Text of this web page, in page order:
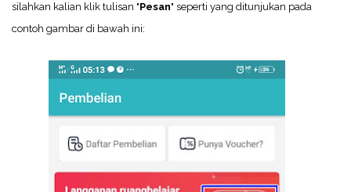
silahkan kalian klik tulisan "Pesan" seperti yang ditunjukan pada
contoh gambar di bawah ini: